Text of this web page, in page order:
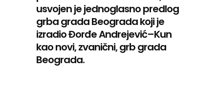
usvojen je jednoglasno predlog
grba grada Beograda koji je
izradio Đorđe Andrejević–Kun
kao novi, zvanični, grb grada
Beograda.